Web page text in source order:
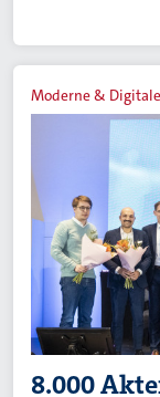
Moderne &
8.000